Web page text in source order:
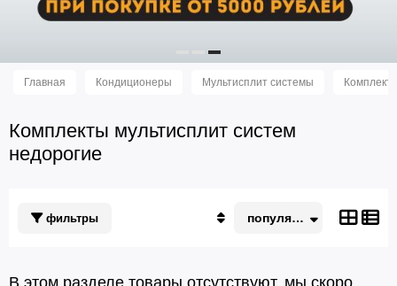
Главная Кондиционеры Мультисплит системы
Комплекты мультисплит систем
недорогие
фильтры популярные